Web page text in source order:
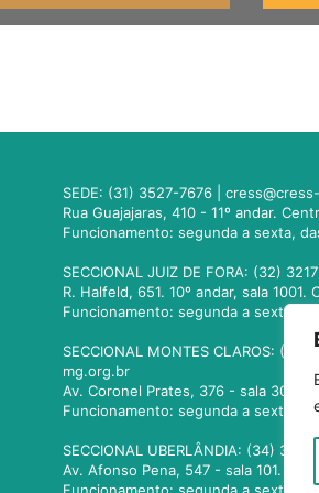
SEDE: (31) 3527-7676 |
Rua Guajajaras, 410 - 11º andar.
Funcionamento: segunda a sexta,
SECCIONAL JUIZ DE FORA: (32)
R. Halfeld, 651. 10º andar, sala
Funcionamento: segunda a sexta,
SECCIONAL MONTES CLAROS:
mg.org.br
Av. Coronel Prates, 376 - sala 301.
Funcionamento: segunda a sexta,
SECCIONAL UBERLÂNDIA: (34)
Av. Afonso Pena, 547 - sala 101.